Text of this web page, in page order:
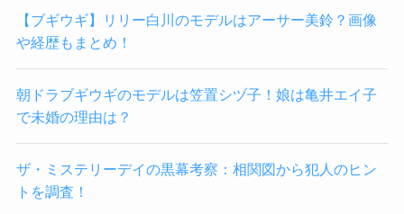
【ブギウギ】リリー白川のモデルはアーサー美鈴？画像
や経歴もまとめ！
朝ドラブギウギのモデルは笠置シヅ子！娘は亀井エイ子
で未婚の理由は？
ザ・ミステリーデイの黒幕考察：相関図から犯人のヒン
トを調査！